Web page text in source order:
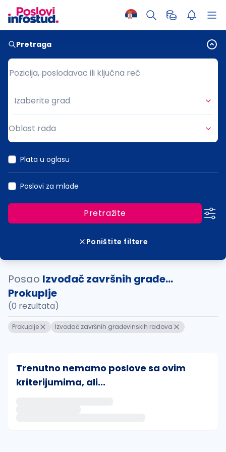
Pretraga
Pozicija, poslodavac ili ključna reč
Pozicija, poslodavac ili ključna reč
Grad
Izaberite grad
Oblast rada
Plata u oglasu
Poslovi za mlade
Pretražite
Poništite filtere
Posao Izvođač završnih građe...
Prokuplje
(0 rezultata)
Prokuplje Izvođač završnih građevinskih radova
Trenutno nemamo poslove sa ovim
kriterijumima, ali...